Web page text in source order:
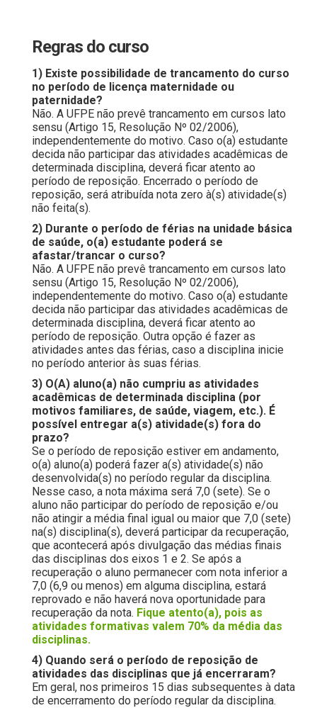
Regras do curso
1) Existe possibilidade de trancamento do curso
no período de licença maternidade ou
paternidade?
Não. A UFPE não prevê trancamento em cursos lato
sensu (Artigo 15, Resolução Nº 02/2006),
independentemente do motivo. Caso o(a) estudante
decida não participar das atividades acadêmicas de
determinada disciplina, deverá ficar atento ao
período de reposição. Encerrado o período de
reposição, será atribuída nota zero à(s) atividade(s)
não feita(s).
2) Durante o período de férias na unidade básica
de saúde, o(a) estudante poderá se
afastar/trancar o curso?
Não. A UFPE não prevê trancamento em cursos lato
sensu (Artigo 15, Resolução Nº 02/2006),
independentemente do motivo. Caso o(a) estudante
decida não participar das atividades acadêmicas de
determinada disciplina, deverá ficar atento ao
período de reposição. Outra opção é fazer as
atividades antes das férias, caso a disciplina inicie
no período anterior às suas férias.
3) O(A) aluno(a) não cumpriu as atividades
acadêmicas de determinada disciplina (por
motivos familiares, de saúde, viagem, etc.). É
possível entregar a(s) atividade(s) fora do
prazo?
Se o período de reposição estiver em andamento,
o(a) aluno(a) poderá fazer a(s) atividade(s) não
desenvolvida(s) no período regular da disciplina.
Nesse caso, a nota máxima será 7,0 (sete). Se o
aluno não participar do período de reposição e/ou
não atingir a média final igual ou maior que 7,0 (sete)
na(s) disciplina(s), deverá participar da recuperação,
que acontecerá após divulgação das médias finais
das disciplinas dos eixos 1 e 2. Se após a
recuperação o aluno permanecer com nota inferior a
7,0 (6,9 ou menos) em alguma disciplina, estará
reprovado e não haverá nova oportunidade para
recuperação da nota. Fique atento(a), pois as
atividades formativas valem 70% da média das
disciplinas.
4) Quando será o período de reposição de
atividades das disciplinas que já encerraram?
Em geral, nos primeiros 15 dias subsequentes à data
de encerramento do período regular da disciplina.